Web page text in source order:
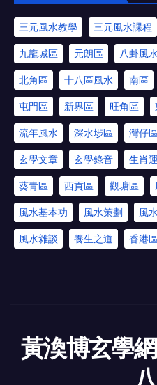
三元風水教學 三元風水課程
九龍城區 元朗區 八卦風水
北角區 十八區風水 南區
屯門區 新界區 旺角區
流年風水 深水埗區 灣仔
玄學文章 玄學錄音 生肖
葵青區 西貢區 觀塘區
風水基本功 風水策劃 風
風水雜談 養生之道 香港
黃渙博玄學